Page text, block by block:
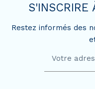
S'INSCRIRE
Restez informés des